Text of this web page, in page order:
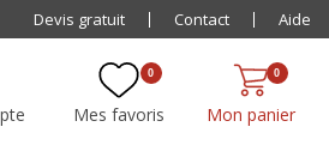
Mon panier
0
Mes favoris
0
jusqu'à48x
Devis gratuit Contact Aide